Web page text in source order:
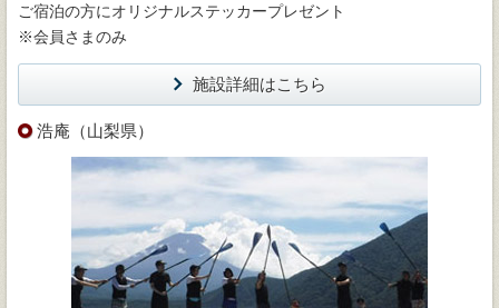
ご宿泊の方にオリジナルステッカープレゼント
※会員さまのみ
施設詳細はこちら
浩庵（山梨県）